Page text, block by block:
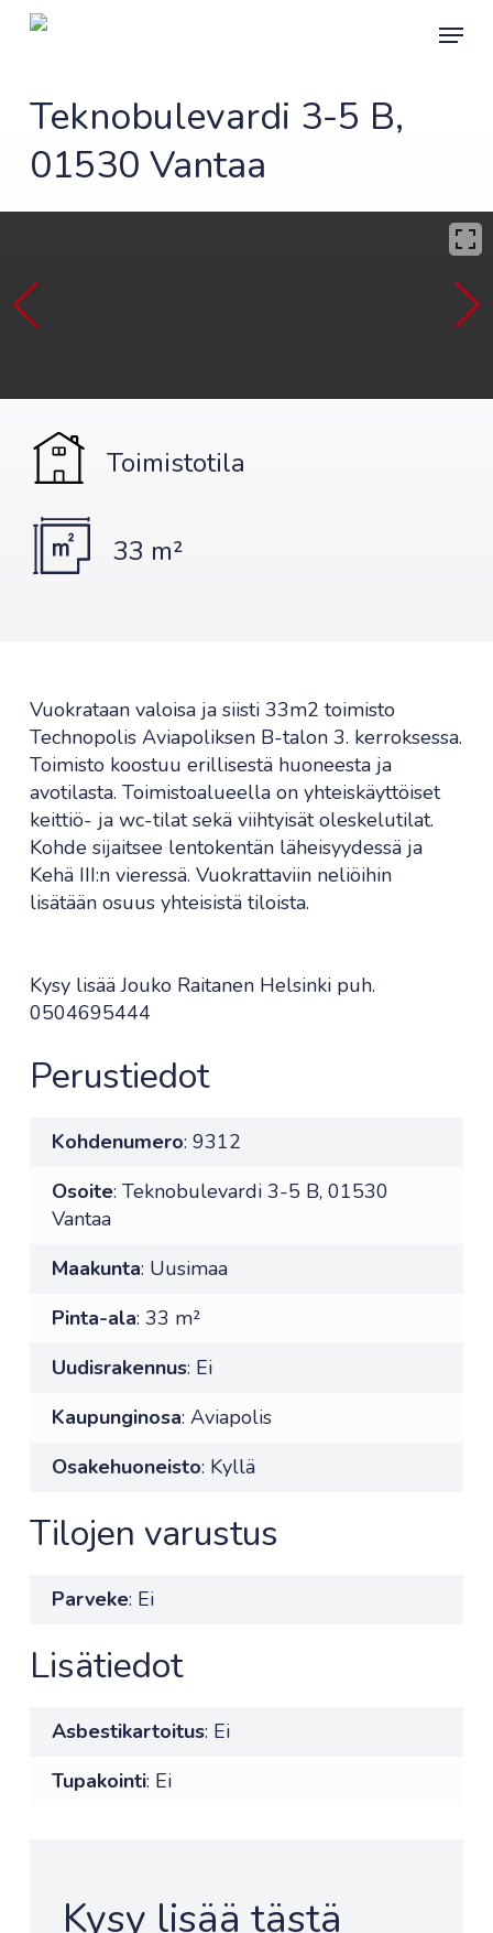
Skip
Menu
Teknobulevardi 3-5 B,
01530 Vantaa
Toimistotila
33 m²
Vuokrataan valoisa ja siisti 33m2 toimisto
Technopolis Aviapoliksen B-talon 3. kerroksessa.
Toimisto koostuu erillisestä huoneesta ja
avotilasta. Toimistoalueella on yhteiskäyttöiset
keittiö- ja wc-tilat sekä viihtyisät oleskelutilat.
Kohde sijaitsee lentokentän läheisyydessä ja
Kehä III:n vieressä. Vuokrattaviin neliöihin
lisätään osuus yhteisistä tiloista.
Kysy lisää Jouko Raitanen Helsinki puh.
0504695444
Perustiedot
Kohdenumero: 9312
Osoite: Teknobulevardi 3-5 B, 01530
Vantaa
Maakunta: Uusimaa
Pinta-ala: 33 m²
Uudisrakennus: Ei
Kaupunginosa: Aviapolis
Osakehuoneisto: Kyllä
Tilojen varustus
Parveke: Ei
Lisätiedot
Asbestikartoitus: Ei
Tupakointi: Ei
Kysy lisää tästä